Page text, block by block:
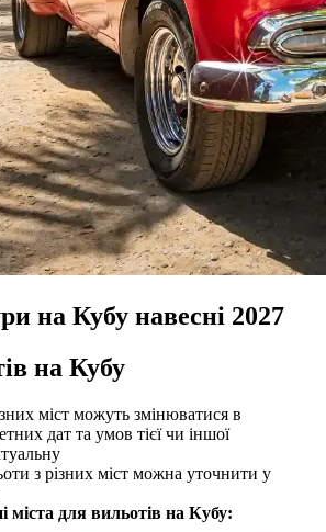
на Кубу навесні 2027
на Кубу
міст можуть змінюватися в
дат та умов тієї чи іншої
з різних міст можна уточнити у
міста для вильотів на Кубу: